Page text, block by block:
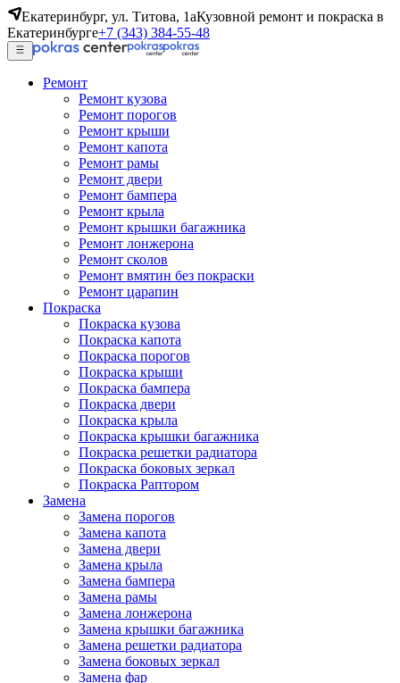
Екатеринбург, ул. Титова, 1аКузовной ремонт и покраска в
Екатеринбурге+7 (343) 384-55-48
Ремонт
Ремонт кузова
Ремонт порогов
Ремонт крыши
Ремонт капота
Ремонт рамы
Ремонт двери
Ремонт бампера
Ремонт крыла
Ремонт крышки багажника
Ремонт лонжерона
Ремонт сколов
Ремонт вмятин без покраски
Ремонт царапин
Покраска
Покраска кузова
Покраска капота
Покраска порогов
Покраска крыши
Покраска бампера
Покраска двери
Покраска крыла
Покраска крышки багажника
Покраска решетки радиатора
Покраска боковых зеркал
Покраска Раптором
Замена
Замена порогов
Замена капота
Замена двери
Замена крыла
Замена бампера
Замена рамы
Замена лонжерона
Замена крышки багажника
Замена решетки радиатора
Замена боковых зеркал
Замена фар